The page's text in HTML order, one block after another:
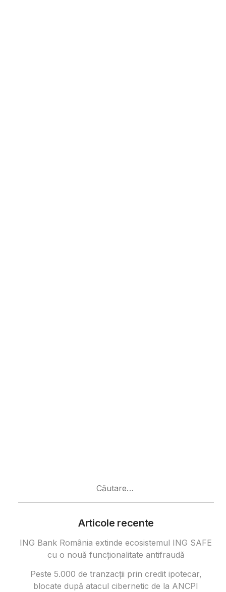
Articole recente
ING Bank România extinde ecosistemul ING SAFE
cu o nouă funcționalitate antifraudă
Peste 5.000 de tranzacții prin credit ipotecar,
blocate după atacul cibernetic de la ANCPI